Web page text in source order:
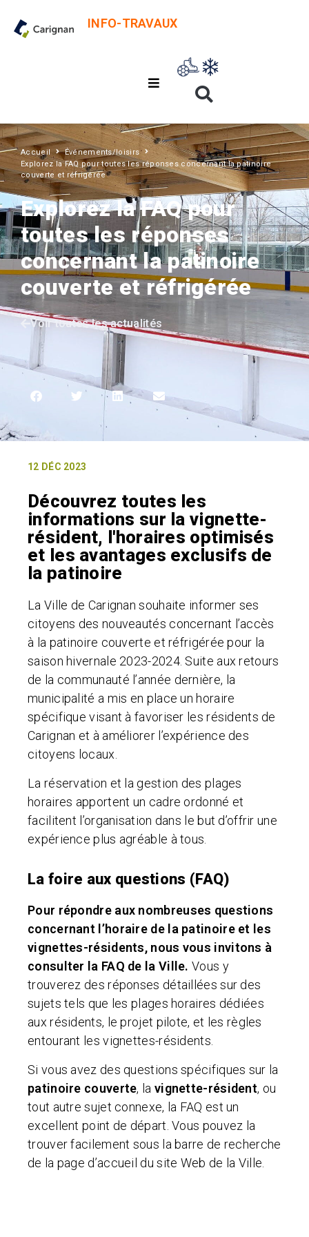
INFO-TRAVAUX
Accueil
Événements/loisirs
Explorez la FAQ pour toutes les réponses concernant la patinoire
couverte et réfrigérée
Explorez la FAQ pour
toutes les réponses
concernant la patinoire
couverte et réfrigérée
Voir toutes les actualités
12 DÉC 2023
Découvrez toutes les
informations sur la vignette-
résident, l'horaires optimisés
et les avantages exclusifs de
la patinoire
La Ville de Carignan souhaite informer ses
citoyens des nouveautés concernant l’accès
à la patinoire couverte et réfrigérée pour la
saison hivernale 2023-2024. Suite aux retours
de la communauté l’année dernière, la
municipalité a mis en place un horaire
spécifique visant à favoriser les résidents de
Carignan et à améliorer l’expérience des
citoyens locaux.
La réservation et la gestion des plages
horaires apportent un cadre ordonné et
facilitent l’organisation dans le but d’offrir une
expérience plus agréable à tous.
La foire aux questions (FAQ)
Pour répondre aux nombreuses questions
concernant l’horaire de la patinoire et les
vignettes-résidents, nous vous invitons à
consulter la FAQ de la Ville. Vous y
trouverez des réponses détaillées sur des
sujets tels que les plages horaires dédiées
aux résidents, le projet pilote, et les règles
entourant les vignettes-résidents.
Si vous avez des questions spécifiques sur la
patinoire couverte, la vignette-résident, ou
tout autre sujet connexe, la FAQ est un
excellent point de départ. Vous pouvez la
trouver facilement sous la barre de recherche
de la page d’accueil du site Web de la Ville.